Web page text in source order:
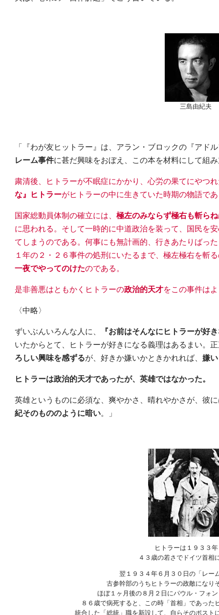
三島由紀夫
「『わが友ヒットラー』は、アラン・ブロックの『アド
レーム事件に甚だ興味をおぼえ、この本を材料にして組
粛清後、ヒトラーが不眠症にかかり、心労の果てにやつ
な』ヒトラーがヒトラーの中に生きていた時期の物語で
国家総動員体制の確立には、 極左のみならず極右も斬ら
に思われる。そして一時的に中道政治を装って、国民を
てしまうのである。何事にも無計画的、行きあたりばっ
１年の２・２６事件の処刑にいたるまで、極左極右を斬
一夜でやってのけたのである。
是非善悪はともかくヒトラーの政治的天才をこの事件は
〈中略〉
ずいぶんいろんな人に、
『お前はそんなにヒトラーが好
いたからとて、ヒトラーが好きになる義理はあるまい。
ろしい興味を感ずるが、好きか嫌いかときかれれば、 嫌い
ヒトラーは政治的天才であったが、英雄ではなかった。
英雄というものに必須な、爽やかさ、晴れやかさが、彼
紀そのもののように暗い。」
ヒトラーは１９３３
４３歳の若さでドイツ首相
翌１９３４年６月３０日の「レー
古参幹部のうちヒトラーの政敵になり
ほぼ１ヶ月後の８月２日にパウル・フォ
８６歳で病死すると、この時「首相」であった
統合した「総統」職を新設して、自らそのポスト